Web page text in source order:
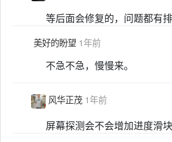
等后面会修复的，问题都有
美好的盼望 1年前
不急不急，慢慢来。
风华正茂 1年前
屏幕探测会不会增加进度滑